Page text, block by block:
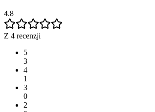
4.8
Z 4 recenzji
5
3
4
1
3
0
2